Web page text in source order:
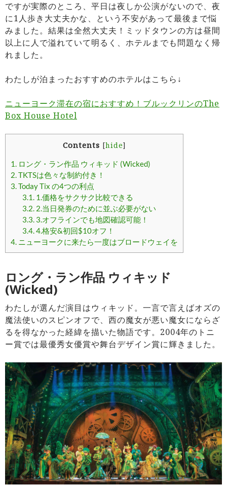
ですが実際のところ、平日は夜しか公演がないので、夜
に1人歩き大丈夫かな、という不安があって最後まで悩
みました。結果は全然大丈夫！ミッドタウンの方は昼間
以上に人で溢れていて明るく、ホテルまでも問題なく帰
れました。
わたしが泊まったおすすめのホテルはこちら↓
ニューヨーク滞在の宿におすすめ！ブルックリンのThe
Box House Hotel
Contents [hide]
1. ロング・ラン作品 ウィキッド (Wicked)
2.TKTSは色々な制約付き！
3.Today Tix の4つの利点
3.1.1.価格をサクサク比較できる
3.2.2.当日発券のために並ぶ必要がない
3.3.3.オフラインでも地図確認可能！
3.4.4.格安&初回$10オフ！
4. ニューヨークに来たら一度はブロードウェイを
ロング・ラン作品 ウィキッド
(Wicked)
わたしが選んだ演目はウィキッド。一言で言えばオズの
魔法使いのスピンオフで、西の魔女が悪い魔女にならざ
るを得なかった経緯を描いた物語です。2004年のトニ
ー賞では最優秀女優賞や舞台デザイン賞に輝きました。